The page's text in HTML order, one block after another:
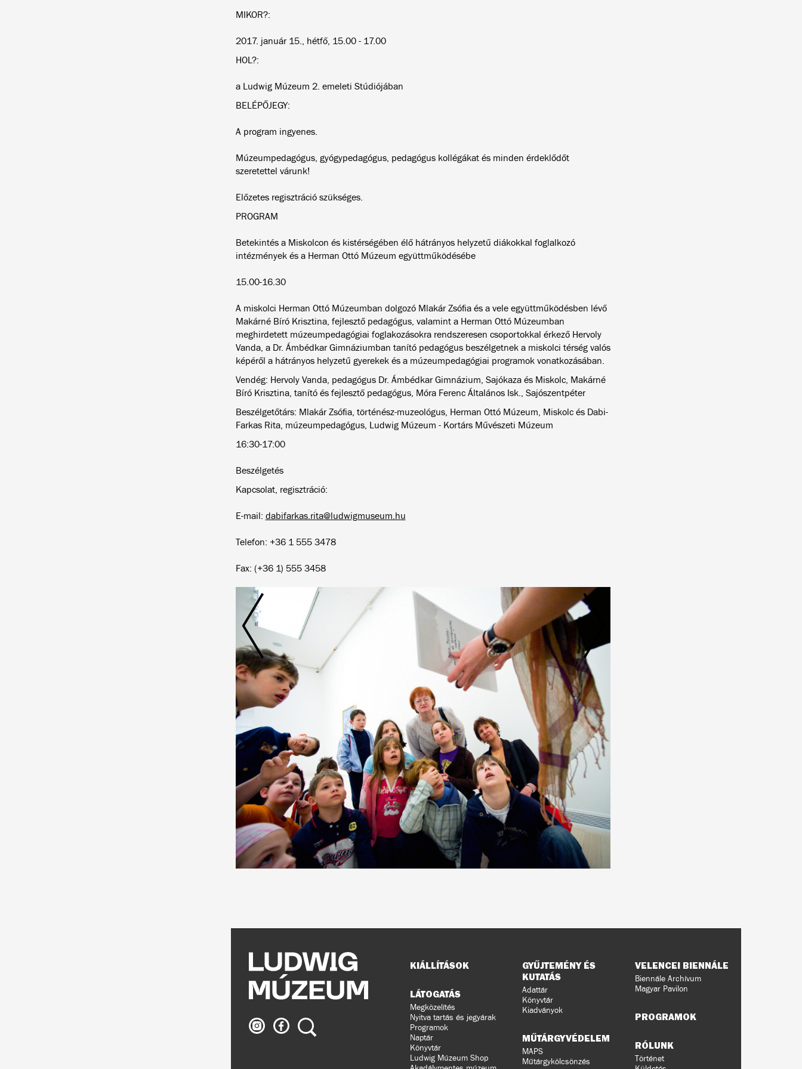
MIKOR?:
2017. január 15., hétfő, 15.00 - 17.00
HOL?:
a Ludwig Múzeum 2. emeleti Stúdiójában
BELÉPŐJEGY:
A program ingyenes.
Múzeumpedagógus, gyógypedagógus, pedagógus kollégákat és minden érdeklődőt
szeretettel várunk!
Előzetes regisztráció szükséges.
PROGRAM
Betekintés a Miskolcon és kistérségében élő hátrányos helyzetű diákokkal foglalkozó
intézmények és a Herman Ottó Múzeum együttműködésébe
15.00-16.30
A miskolci Herman Ottó Múzeumban dolgozó Mlakár Zsófia és a vele együttműködésben lévő
Makárné Bíró Krisztina, fejlesztő pedagógus, valamint a Herman Ottó Múzeumban
meghirdetett múzeumpedagógiai foglakozásokra rendszeresen csoportokkal érkező Hervoly
Vanda, a Dr. Ámbédkar Gimnáziumban tanító pedagógus beszélgetnek a miskolci térség valós
képéről a hátrányos helyzetű gyerekek és a múzeumpedagógiai programok vonatkozásában.
Vendég: Hervoly Vanda, pedagógus Dr. Ámbédkar Gimnázium, Sajókaza és Miskolc, Makárné
Bíró Krisztina, tanító és fejlesztő pedagógus, Móra Ferenc Általános Isk., Sajószentpéter
Beszélgetőtárs: Mlakár Zsófia, történész-muzeológus, Herman Ottó Múzeum, Miskolc és Dabi-
Farkas Rita, múzeumpedagógus, Ludwig Múzeum - Kortárs Művészeti Múzeum
16:30-17:00
Beszélgetés
Kapcsolat, regisztráció:
E-mail: dabifarkas.rita@ludwigmuseum.hu
Telefon: +36 1 555 3478
Fax: (+36 1) 555 3458
Ludwig
Múzeum
Ludwig
Múzeum
Keresés
Oldaltérkép
KIÁLLÍTÁSOK
LÁTOGATÁS
Megközelítés
Nyitva tartás és jegyárak
Programok
Naptár
Könyvtár
Ludwig Múzeum Shop
GYŰJTEMÉNY ÉS
KUTATÁS
Adattár
Könyvtár
Kiadványok
MŰTÁRGYVÉDELEM
MAPS
Műtárgykölcsönzés
VELENCEI BIENNÁLE
Biennále Archívum
Magyar Pavilon
PROGRAMOK
RÓLUNK
Történet